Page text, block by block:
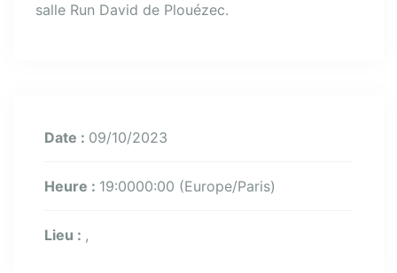
salle Run David de Plouézec.
Date : 09/10/2023
Heure : 19:0000:00 (Europe/Paris)
Lieu :